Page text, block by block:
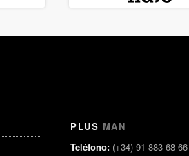
PLUS MAN
Teléfono: (+34) 91 883 68 66